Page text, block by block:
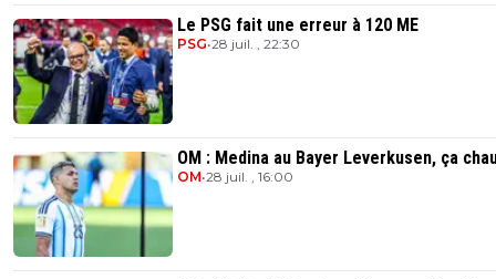
Le PSG fait une erreur à 120 ME
PSG•28 juil. , 22:30
OM : Medina au Bayer Leverkusen, ça
OM•28 juil. , 16:00